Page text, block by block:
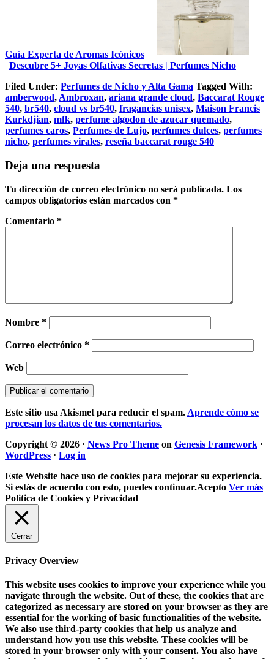
Guía Experta de Aromas Icónicos
Descubre 5+ Joyas Olfativas Secretas | Perfumes Nicho
Filed Under: Perfumes de Nicho y Alta Gama Tagged With:
amberwood, Ambroxan, ariana grande cloud, Baccarat Rouge
540, br540, cloud vs br540, fragancias unisex, Maison Francis
Kurkdjian, mfk, perfume algodon de azucar quemado,
perfumes caros, Perfumes de Lujo, perfumes dulces, perfumes
nicho, perfumes virales, reseña baccarat rouge 540
Deja una respuesta
Tu dirección de correo electrónico no será publicada. Los
campos obligatorios están marcados con *
Comentario *
Nombre *
Correo electrónico *
Web
Este sitio usa Akismet para reducir el spam. Aprende cómo se
procesan los datos de tus comentarios.
Copyright © 2026 · News Pro Theme on Genesis Framework ·
WordPress · Log in
Este Website hace uso de cookies para mejorar su experiencia.
Si estás de acuerdo con esto, puedes continuar.Acepto Ver más
Politica de Cookies y Privacidad
Cerrar
Privacy Overview
This website uses cookies to improve your experience while you
navigate through the website. Out of these, the cookies that are
categorized as necessary are stored on your browser as they are
essential for the working of basic functionalities of the website.
We also use third-party cookies that help us analyze and
understand how you use this website. These cookies will be
stored in your browser only with your consent. You also have